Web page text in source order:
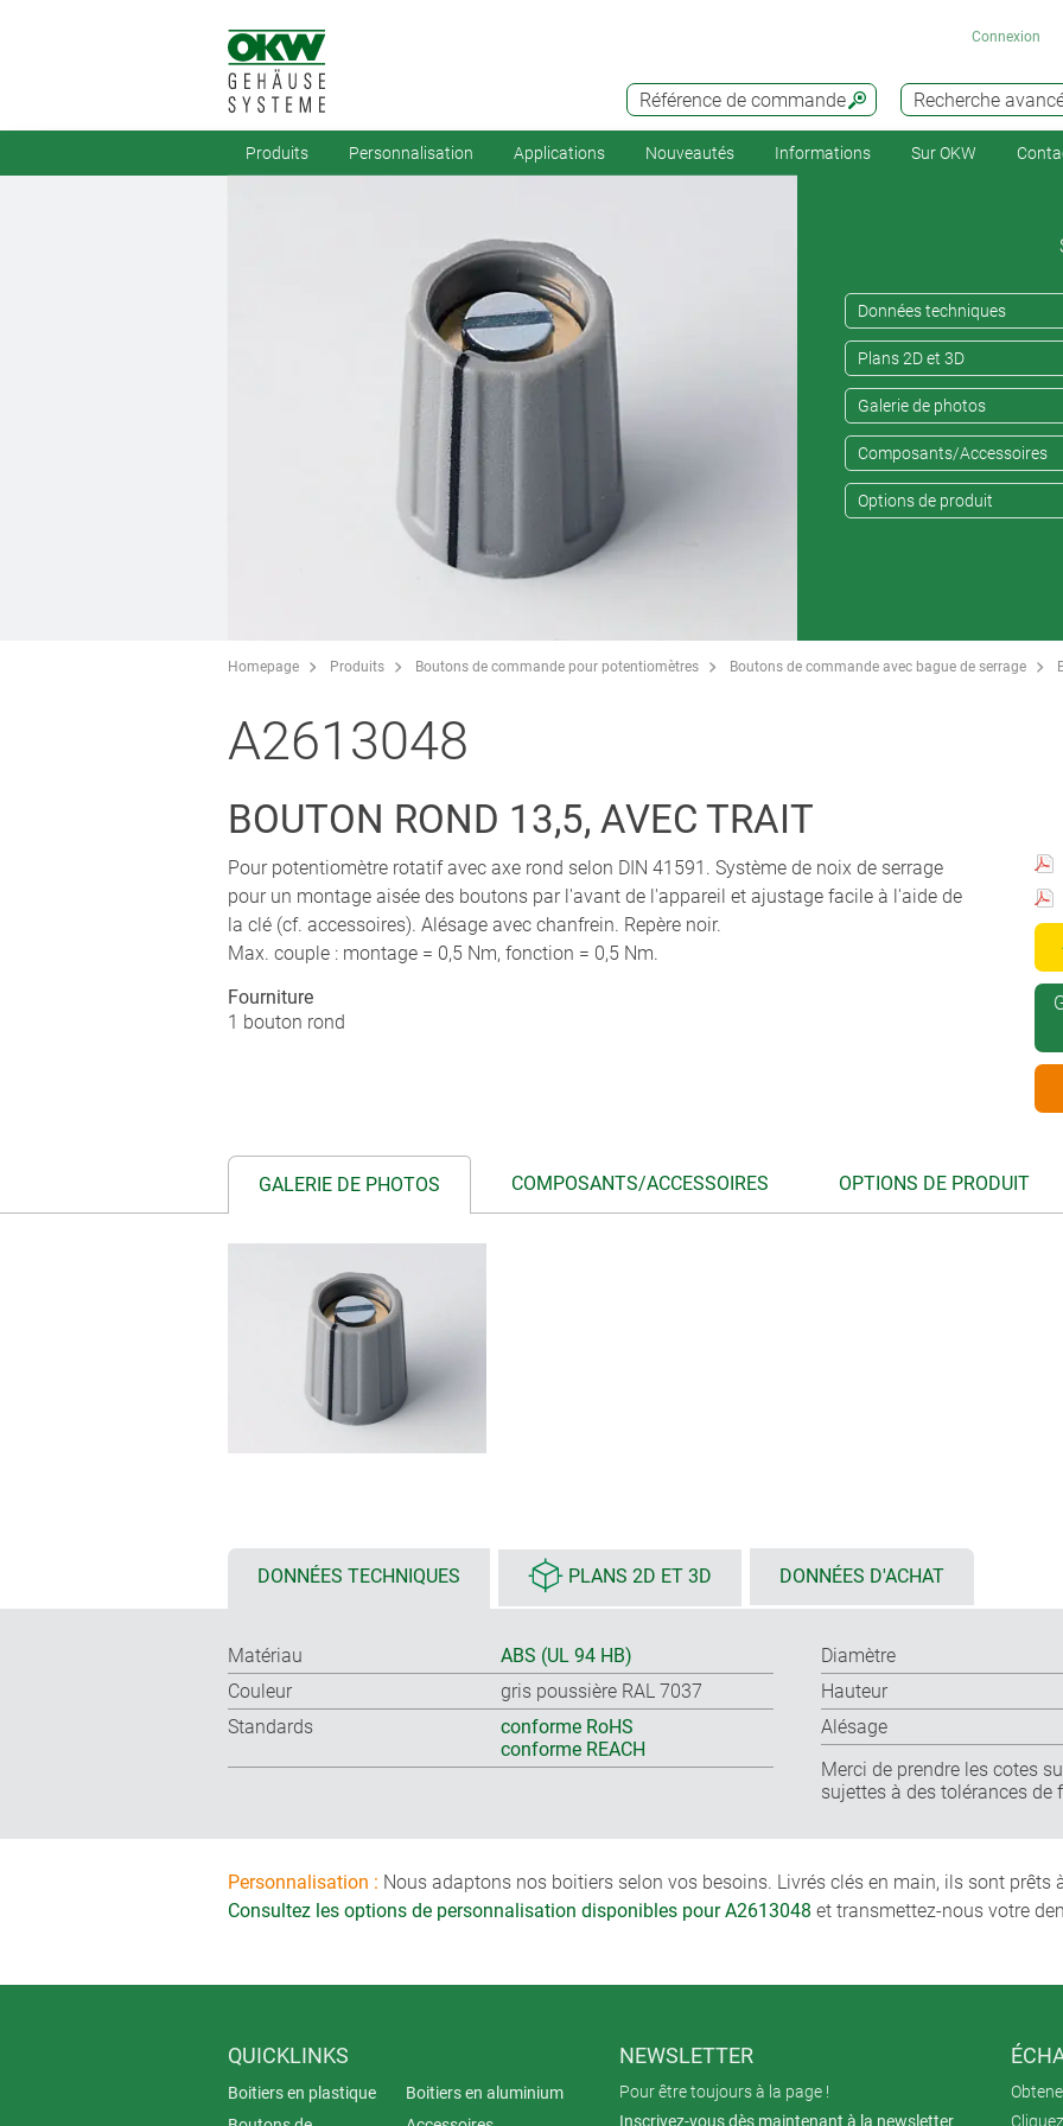
Recherche
Référence de commande
Connexion
Produits Personnalisation Applications Nouveautés Informations Sur OKW
Données techniques
Plans 2D et 3D
Galerie de photos
Composants/Accessoires
Options de produit
Homepage Produits Boutons de commande pour potentiomètres Boutons de commande avec bague de serrage
A2613048
BOUTON ROND 13,5, AVEC TRAIT
Pour potentiomètre rotatif avec axe rond selon DIN 41591. Système de noix de serrage
pour un montage aisée des boutons par l'avant de l'appareil et ajustage facile à l'aide de
la clé (cf. accessoires). Alésage avec chanfrein. Repère noir.
Max. couple : montage = 0,5 Nm, fonction = 0,5 Nm.
Fourniture
1 bouton rond
GALERIE DE PHOTOS COMPOSANTS/ACCESSOIRES OPTIONS DE PRODUIT
DONNÉES TECHNIQUES PLANS 2D ET 3D DONNÉES D'ACHAT
Matériau
ABS (UL 94 HB)
Couleur
gris poussière RAL 7037
Standards
conforme RoHS
conforme REACH
Diamètre
Hauteur
Alésage
Merci de prendre les cotes
sujettes à des tolérances
Personnalisation : Nous adaptons nos boitiers selon vos besoins. Livrés clés en main, ils sont prêts
Consultez les options de personnalisation disponibles pour A2613048 et transmettez-nous votre
QUICKLINKS
Boitiers en plastique
Boitiers en aluminium
NEWSLETTER
Pour être toujours à la page !
Inscrivez-vous dès maintenant à la newsletter